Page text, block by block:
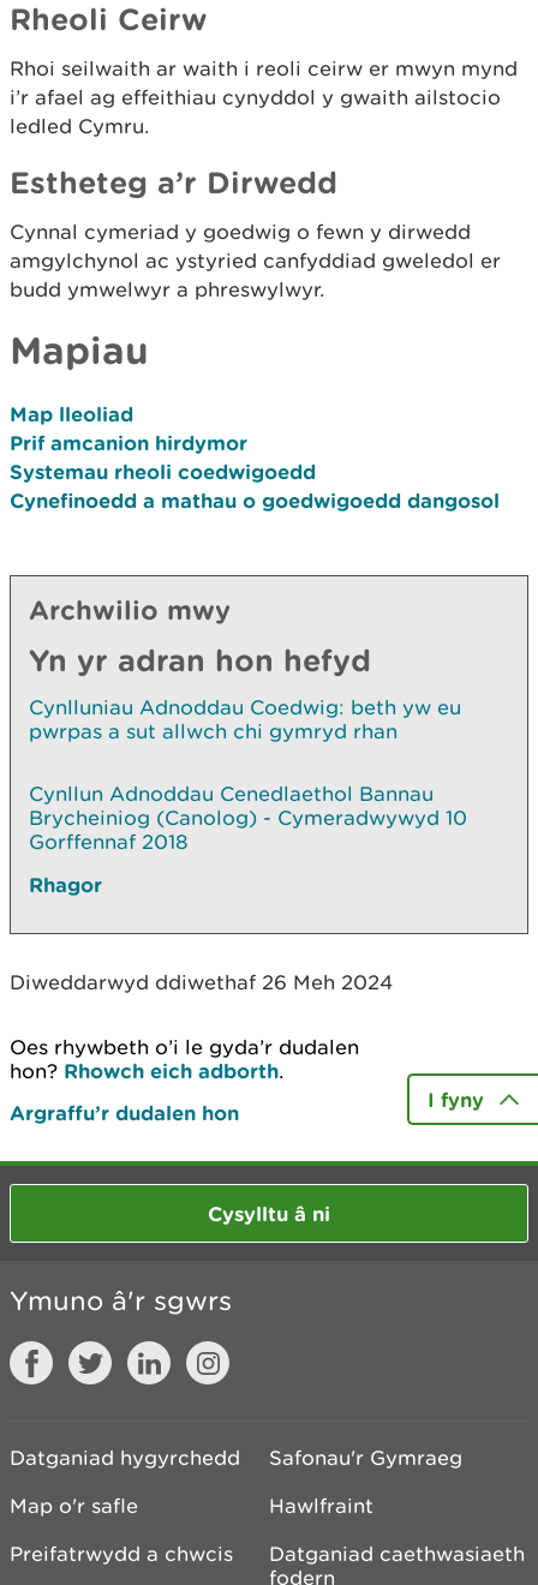
Rheoli Ceirw
Rhoi seilwaith ar waith i reoli ceirw er mwyn mynd
i’r afael ag effeithiau cynyddol y gwaith ailstocio
ledled Cymru.
Estheteg a’r Dirwedd
Cynnal cymeriad y goedwig o fewn y dirwedd
amgylchynol ac ystyried canfyddiad gweledol er
budd ymwelwyr a phreswylwyr.
Mapiau
Map lleoliad
Prif amcanion hirdymor
Systemau rheoli coedwigoedd
Cynefinoedd a mathau o goedwigoedd dangosol
Archwilio mwy
Yn yr adran hon hefyd
Cynlluniau Adnoddau Coedwig: beth yw eu
pwrpas a sut allwch chi gymryd rhan
Cynllun Adnoddau Cenedlaethol Bannau
Brycheiniog (Canolog) - Cymeradwywyd 10
Gorffennaf 2018
Rhagor
Diweddarwyd ddiwethaf 26 Meh 2024
Oes rhywbeth o’i le gyda’r dudalen
hon? Rhowch eich adborth.
Argraffu’r dudalen hon
I fyny
Cysylltu â ni
Ymuno â'r sgwrs
Datganiad hygyrchedd
Safonau'r Gymraeg
Map o'r safle
Hawlfraint
Preifatrwydd a chwcis
Datganiad caethwasiaeth
fodern